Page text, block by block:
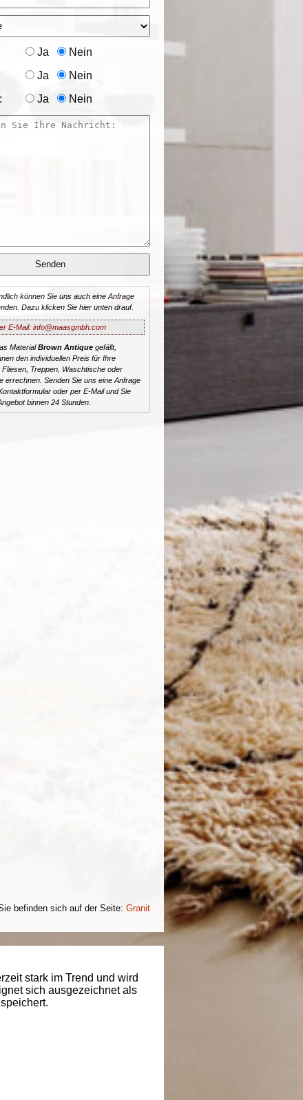
Ja Nein
Ja Nein
Ja Nein
können Sie uns auch eine Anfrage
Dazu klicken Sie hier unten drauf.
E-Mail: info@maasgmbh.com
MaterialBrown Antiquegefällt,
den individuellen Preis für Ihre
Fliesen, Treppen, Waschtische oder
errechnen. Senden Sie uns eine Anfrage
oder per E-Mail und Sie
binnen 24 Stunden.
befinden sich auf der Seite: Granit
stark im Trend und wird
sich ausgezeichnet als